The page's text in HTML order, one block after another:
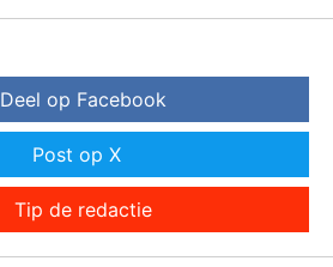
Deel op Facebook
Post op X
Tip de redactie